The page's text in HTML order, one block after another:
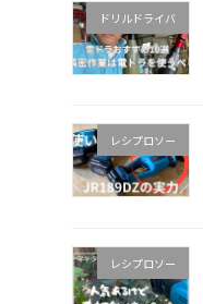
ドリルドライバ
レシプロソー
レシプロソー